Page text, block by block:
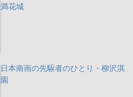
満花城
日本南画の先駆者のひとり・柳沢淇
園